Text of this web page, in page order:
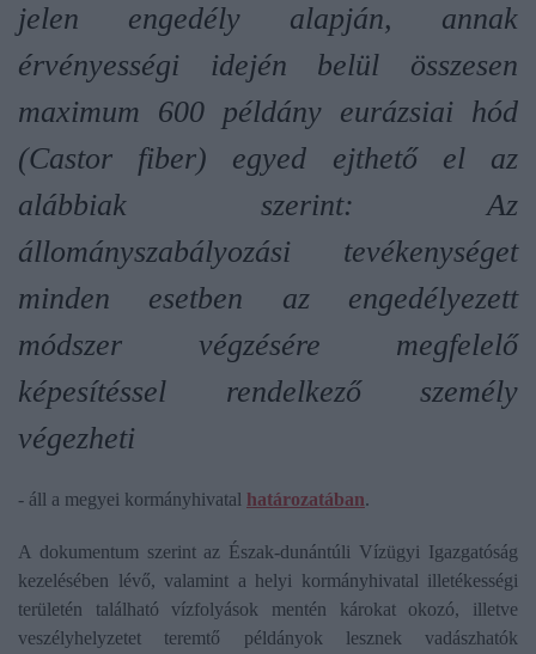
jelen engedély alapján, annak
érvényességi idején belül összesen
maximum 600 példány eurázsiai hód
(Castor fiber) egyed ejthető el az
alábbiak szerint: Az
állományszabályozási tevékenységet
minden esetben az engedélyezett
módszer végzésére megfelelő
képesítéssel rendelkező személy
végezheti
- áll a megyei kormányhivatal határozatában.
A dokumentum szerint az Észak-dunántúli Vízügyi Igazgatóság
kezelésében lévő, valamint a helyi kormányhivatal illetékességi
területén található vízfolyások mentén károkat okozó, illetve
veszélyhelyzetet teremtő példányok lesznek vadászhatók